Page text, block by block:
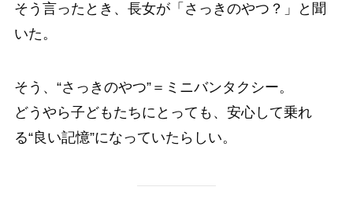
そう言ったとき、長女が「さっきのやつ？」と聞
いた。
そう、“さっきのやつ”＝ミニバンタクシー。
どうやら子どもたちにとっても、安心して乗れ
る“良い記憶”になっていたらしい。